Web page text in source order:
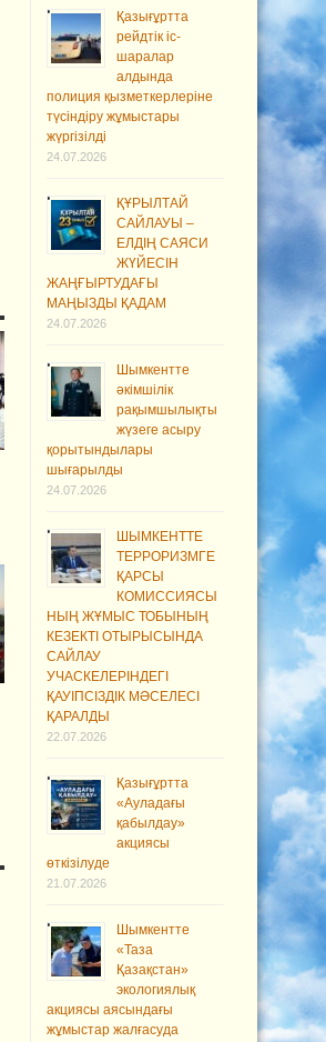
Қазығұртта
рейдтік іс-
шаралар
алдында
полиция қызметкерлеріне
түсіндіру жұмыстары
жүргізілді
24.07.2026
ҚҰРЫЛТАЙ
САЙЛАУЫ –
ЕЛДІҢ САЯСИ
ЖҮЙЕСІН
ЖАҢҒЫРТУДАҒЫ
МАҢЫЗДЫ ҚАДАМ
24.07.2026
Шымкентте
әкімшілік
рақымшылықты
жүзеге асыру
қорытындылары
шығарылды
24.07.2026
ШЫМКЕНТТЕ
ТЕРРОРИЗМГЕ
ҚАРСЫ
КОМИССИЯСЫ
НЫҢ ЖҰМЫС ТОБЫНЫҢ
КЕЗЕКТІ ОТЫРЫСЫНДА
САЙЛАУ
УЧАСКЕЛЕРІНДЕГІ
ҚАУІПСІЗДІК МӘСЕЛЕСІ
ҚАРАЛДЫ
22.07.2026
Қазығұртта
«Ауладағы
қабылдау»
акциясы
өткізілуде
21.07.2026
Шымкентте
«Таза
Қазақстан»
экологиялық
акциясы аясындағы
жұмыстар жалғасуда